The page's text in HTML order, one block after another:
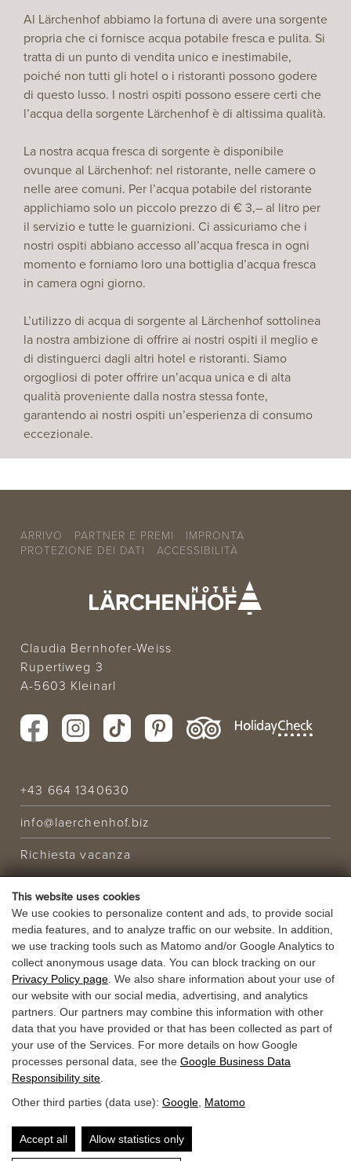
This website uses cookies
We use cookies to personalize content and ads, to provide social
media features, and to analyze traffic on our website. In addition,
we use tracking tools such as Matomo and/or Google Analytics to
collect anonymous usage data. You can block tracking on our
Privacy Policy page . We also share information about your use of
our website with our social media, advertising, and analytics
partners. Our partners may combine this information with other
data that you have provided or that has been collected as part of
your use of the Services. For more details on how Google
processes personal data, see the Google Business Data
Responsibility site
Other third parties (data use): Google Matomo
Accept all Allow statistics only
Al Lärchenhof abbiamo la fortuna di avere una sorgente
propria che ci fornisce acqua potabile fresca e pulita. Si
tratta di un punto di vendita unico e inestimabile,
poiché non tutti gli hotel o i ristoranti possono godere
di questo lusso. I nostri ospiti possono essere certi che
l’acqua della sorgente Lärchenhof è di altissima qualità.
La nostra acqua fresca di sorgente è disponibile
ovunque al Lärchenhof: nel ristorante, nelle camere o
nelle aree comuni. Per l’acqua potabile del ristorante
applichiamo solo un piccolo prezzo di € 3,– al litro per
il servizio e tutte le guarnizioni. Ci assicuriamo che i
nostri ospiti abbiano accesso all’acqua fresca in ogni
momento e forniamo loro una bottiglia d’acqua fresca
in camera ogni giorno.
L’utilizzo di acqua di sorgente al Lärchenhof sottolinea
la nostra ambizione di offrire ai nostri ospiti il meglio e
di distinguerci dagli altri hotel e ristoranti. Siamo
orgogliosi di poter offrire un’acqua unica e di alta
qualità proveniente dalla nostra stessa fonte,
garantendo ai nostri ospiti un’esperienza di consumo
eccezionale.
ARRIVO PARTNER E PREMI
IMPRONTA
PROTEZIONE DEI DATI
ACCESSIBILITÀ
Claudia Bernhofer-Weiss
Rupertiweg 3
A-5603 Kleinarl
+43 664 1340630
info@laerchenhof.biz
Richiesta vacanza
OFFERTA
VACANZA
BUONI